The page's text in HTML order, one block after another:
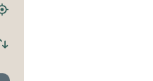
Hitta
hållplats
Byt
och